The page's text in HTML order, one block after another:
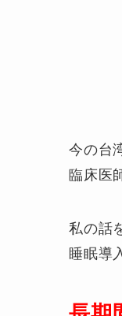
今の台
臨床医
私の話
睡眠導